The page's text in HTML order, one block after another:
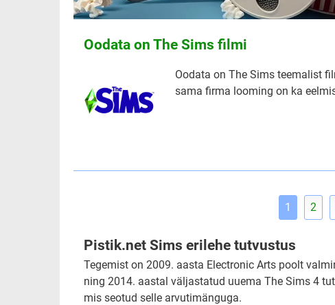
Oodata on The Sims filmi
Oodata on The Sims teemalist
sama firma looming on ka
1 2
Pistik.net Sims erilehe tutvustus
Tegemist on 2009. aasta Electronic Arts poolt
ning 2014. aastal väljastatud uuema The Sims 4
mis seotud selle arvutimänguga.